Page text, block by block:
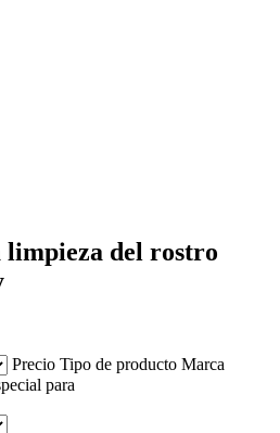
limpieza del rostro
Precio Tipo de producto Marca
para